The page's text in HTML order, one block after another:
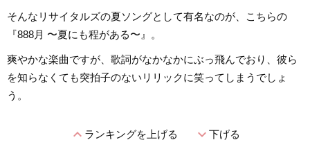
そんなリサイタルズの夏ソングとして有名なのが、こちらの
『888月 〜夏にも程がある〜』。
爽やかな楽曲ですが、歌詞がなかなかにぶっ飛んでおり、彼ら
を知らなくても突拍子のないリリックに笑ってしまうでしょ
う。
expand_lessランキングを上げる expand_more下げる